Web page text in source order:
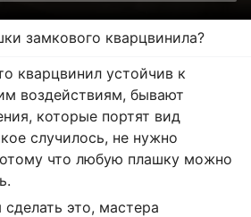
замкового кварцвинила?
кварцвинил устойчив к
воздействиям, бывают
которые портят вид
случилось, не нужно
что любую плашку можно
это, мастера